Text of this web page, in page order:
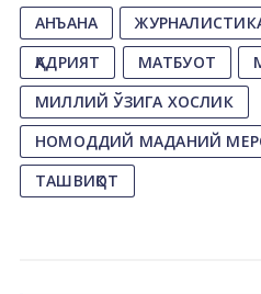
АНЪАНА
ҚАДРИЯТ
МАТБУОТ
МИЛЛИЙ ЎЗИГА ХОСЛИК
НОМОДДИЙ МАДАНИЙ
ТАШВИҚОТ